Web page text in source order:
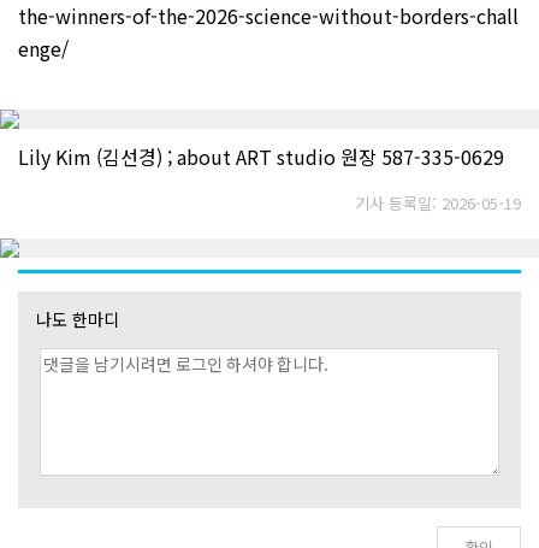
the-winners-of-the-2026-science-without-borders-chall
enge/
Lily Kim (김선경) ; about ART studio 원장 587-335-0629
기사 등록일: 2026-05-19
나도 한마디